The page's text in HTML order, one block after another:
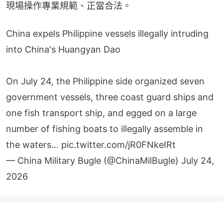
現場操作專業規範、正當合法。
China expels Philippine vessels illegally intruding
into China's Huangyan Dao
On July 24, the Philippine side organized seven
government vessels, three coast guard ships and
one fish transport ship, and egged on a large
number of fishing boats to illegally assemble in
the waters… pic.twitter.com/jR0FNkeIRt
— China Military Bugle (@ChinaMilBugle) July 24,
2026